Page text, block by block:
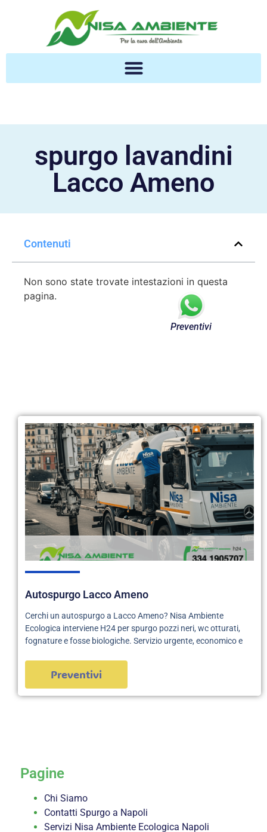
spurgo lavandini
Lacco Ameno
Contenuti
Non sono state trovate intestazioni in questa
pagina.
Autospurgo Lacco Ameno
Cerchi un autospurgo a Lacco Ameno? Nisa Ambiente
Ecologica interviene H24 per spurgo pozzi neri, wc otturati,
fognature e fosse biologiche. Servizio urgente, economico e
Preventivi
Pagine
Chi Siamo
Contatti Spurgo a Napoli
Servizi Nisa Ambiente Ecologica Napoli
Preventivi